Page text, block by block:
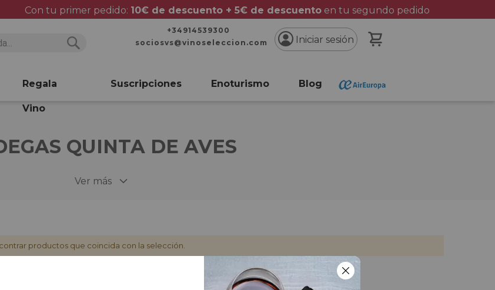
Con tu primer pedido: 10€ de descuento + 5€ de descuentoen tu segundo pedido
+34914539300
sociosvs@vinoseleccion.com
Iniciar sesión
Regala
Vino
Suscripciones Enoturismo Blog
QUINTA DE AVES
Ver más
productos que coincida con la selección.